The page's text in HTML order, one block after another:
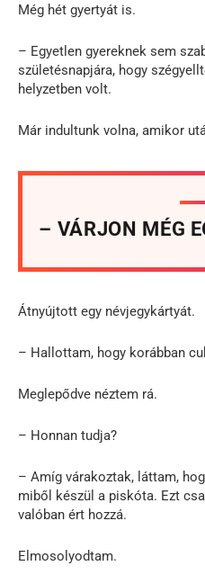
Még hét gyertyát is.
– Egyetlen gyereknek sem
születésnapjára, hogy
helyzetben volt.
Már indultunk volna, amikor
– VÁRJON MÉG
Átnyújtott egy névjegykártyát.
– Hallottam, hogy korábban
Meglepődve néztem rá.
– Honnan tudja?
– Amíg várakoztak, láttam,
miből készül a piskóta. Ezt
valóban ért hozzá.
Elmosolyodtam.